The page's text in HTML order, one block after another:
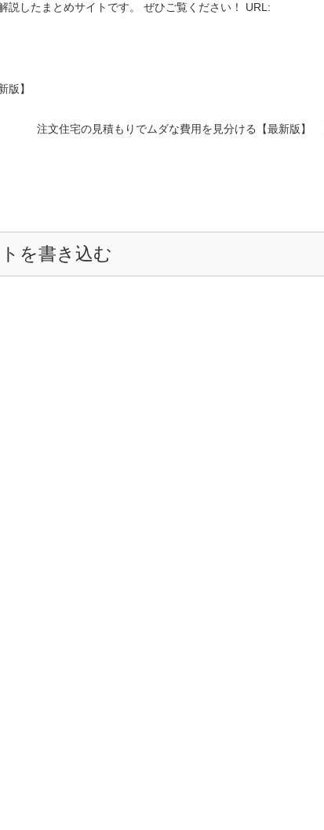
説したまとめサイトです。 ぜひご覧ください！ URL:
版】
注文住宅の見積もりでムダな費用を見分ける【最新版】
を書き込む